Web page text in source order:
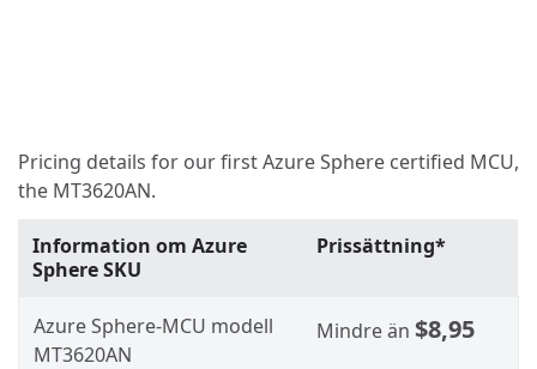
Pricing details for our first Azure Sphere certified MCU,
the MT3620AN.
Information om Azure
Sphere SKU
Prissättning*
Azure Sphere-MCU modell
MT3620AN
Mindre än $8,95